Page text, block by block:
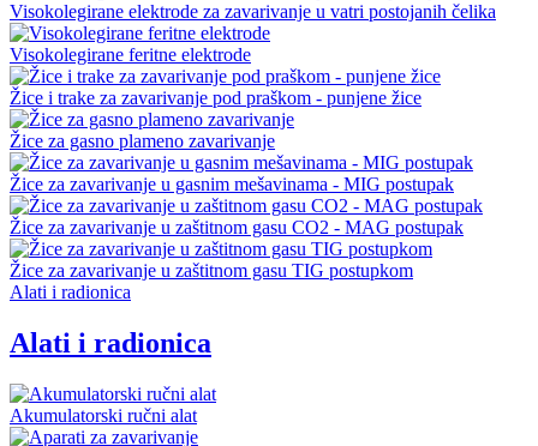
Visokolegirane elektrode za zavarivanje u vatri postojanih čelika
Visokolegirane feritne elektrode
Žice i trake za zavarivanje pod praškom - punjene žice
Žice za gasno plameno zavarivanje
Žice za zavarivanje u gasnim mešavinama - MIG postupak
Žice za zavarivanje u zaštitnom gasu CO2 - MAG postupak
Žice za zavarivanje u zaštitnom gasu TIG postupkom
Alati i radionica
Alati i radionica
Akumulatorski ručni alat